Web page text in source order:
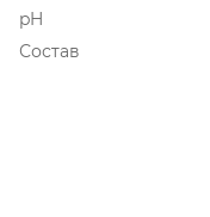
pH
Состав